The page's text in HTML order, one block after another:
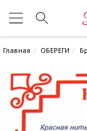
Главная ОБЕРЕГИ